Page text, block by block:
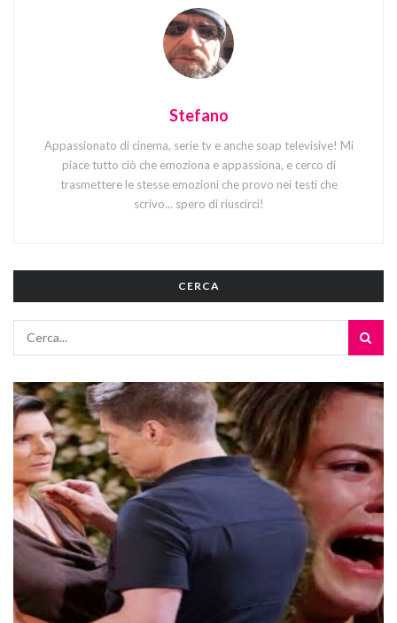
Stefano
Appassionato di cinema, serie tv e anche soap televisive! Mi
piace tutto ciò che emoziona e appassiona, e cerco di
trasmettere le stesse emozioni che provo nei testi che
scrivo... spero di riuscirci!
CERCA